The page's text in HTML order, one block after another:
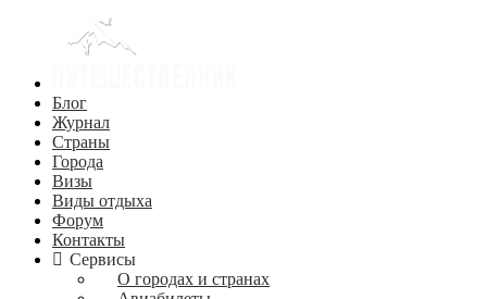
Блог
Журнал
Страны
Города
Визы
Виды отдыха
Форум
Контакты
Сервисы
О городах и странах